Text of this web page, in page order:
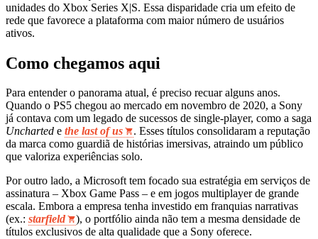
unidades do Xbox Series X|S. Essa disparidade cria um efeito de
rede que favorece a plataforma com maior número de usuários
ativos.
Como chegamos aqui
Para entender o panorama atual, é preciso recuar alguns anos.
Quando o PS5 chegou ao mercado em novembro de 2020, a Sony
já contava com um legado de sucessos de single-player, como a saga
Uncharted e the last of us
. Esses títulos consolidaram a reputação
da marca como guardiã de histórias imersivas, atraindo um público
que valoriza experiências solo.
Por outro lado, a Microsoft tem focado sua estratégia em serviços de
assinatura – Xbox Game Pass – e em jogos multiplayer de grande
escala. Embora a empresa tenha investido em franquias narrativas
(ex.: starfield
), o portfólio ainda não tem a mesma densidade de
títulos exclusivos de alta qualidade que a Sony oferece.